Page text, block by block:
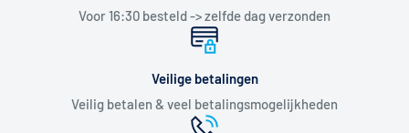
Voor 16:30 besteld -> zelfde dag verzonden
Veilige betalingen
Veilig betalen & veel betalingsmogelijkheden